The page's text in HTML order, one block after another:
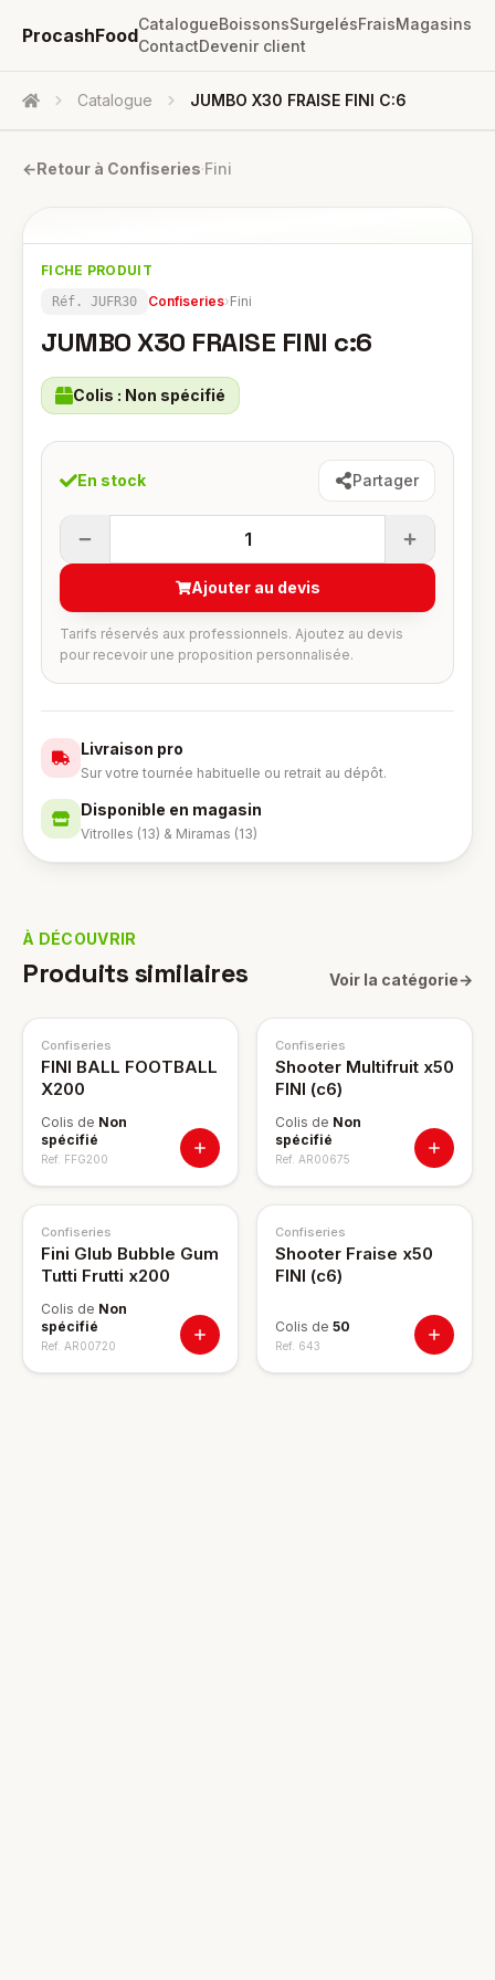
ProcashFood
CatalogueBoissonsSurgelésFraisMagasins
ContactDevenir client
Accueil Catalogue JUMBO X30 FRAISE FINI C:6
←Retour à Confiseries·Fini
FICHE PRODUIT
Réf. JUFR30 Confiseries›Fini
JUMBO X30 FRAISE FINI c:6
Colis : Non spécifié
En stock Partager
1
Ajouter au devis
Tarifs réservés aux professionnels. Ajoutez au devis
pour recevoir une proposition personnalisée.
Livraison pro
Sur votre tournée habituelle ou retrait au dépôt.
Disponible en magasin
Vitrolles (13) & Miramas (13)
À DÉCOUVRIR
Produits similaires Voir la catégorie→
Confiseries
FINI BALL FOOTBALL
X200
Colis de Non
spécifié
Ref. FFG200
Confiseries
Shooter Multifruit x50
FINI (c6)
Colis de Non
spécifié
Ref. AR00675
Confiseries
Fini Glub Bubble Gum
Tutti Frutti x200
Colis de Non
spécifié
Ref. AR00720
Confiseries
Shooter Fraise x50
FINI (c6)
Colis de 50
Ref. 643